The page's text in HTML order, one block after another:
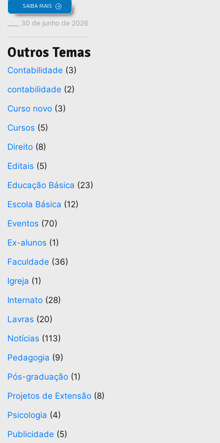
SAIBA MAIS
30 de junho de 2026
Outros Temas
Contabilidade (3)
contabilidade (2)
Curso novo (3)
Cursos (5)
Direito (8)
Editais (5)
Educação Básica (23)
Escola Básica (12)
Eventos (70)
Ex-alunos (1)
Faculdade (36)
Igreja (1)
Internato (28)
Lavras (20)
Notícias (113)
Pedagogia (9)
Pós-graduação (1)
Projetos de Extensão (8)
Psicologia (4)
Publicidade (5)